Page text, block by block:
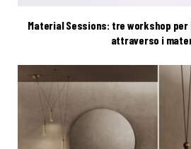
Material Sessions: tre workshop
attraverso i